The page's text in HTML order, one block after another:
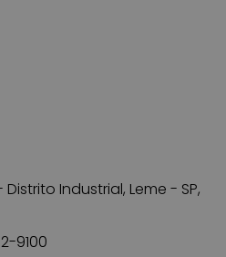
Industrial, Leme - SP,
9100